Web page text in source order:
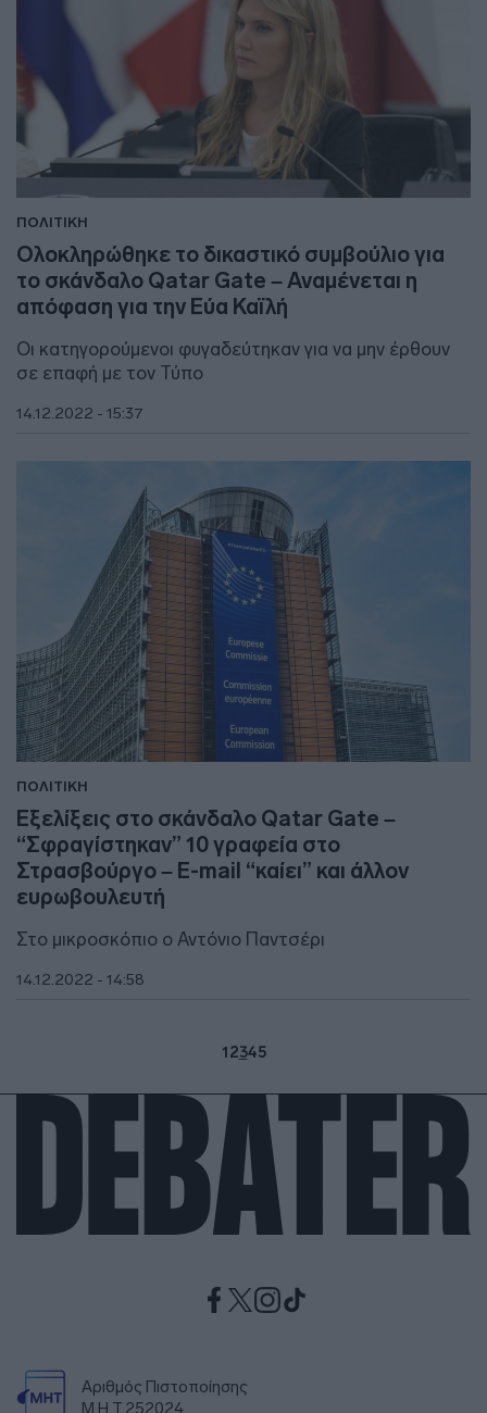
ΠΟΛΙΤΙΚΗ
Ολοκληρώθηκε το δικαστικό συμβούλιο για
το σκάνδαλο Qatar Gate – Αναμένεται η
απόφαση για την Εύα Καϊλή
Οι κατηγορούμενοι φυγαδεύτηκαν για να μην έρθουν
σε επαφή με τον Τύπο
14.12.2022 - 15:37
ΠΟΛΙΤΙΚΗ
Εξελίξεις στο σκάνδαλο Qatar Gate –
“Σφραγίστηκαν” 10 γραφεία στο
Στρασβούργο – E-mail “καίει” και άλλον
ευρωβουλευτή
Στο μικροσκόπιο ο Αντόνιο Παντσέρι
14.12.2022 - 14:58
12345
Αριθμός Πιστοποίησης
Μ.Η.Τ.252024